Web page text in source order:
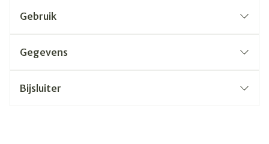
Gebruik
Gegevens
Bijsluiter